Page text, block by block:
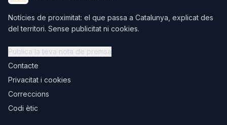
Notícies de proximitat: el que passa a Catalunya, explicat des
del territori. Sense publicitat ni cookies.
Publica la teva nota de premsa
Contacte
Privacitat i cookies
Correccions
Codi ètic